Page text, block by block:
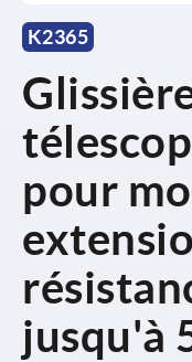
K2365
pour
jusqu'à